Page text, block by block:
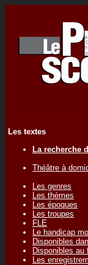
Les textes
La recherche
Théâtre à
Les genres
Les thèmes
Les époques
Les troupes
FLE
Le handicap
Disponibles
Disponibles au
Les